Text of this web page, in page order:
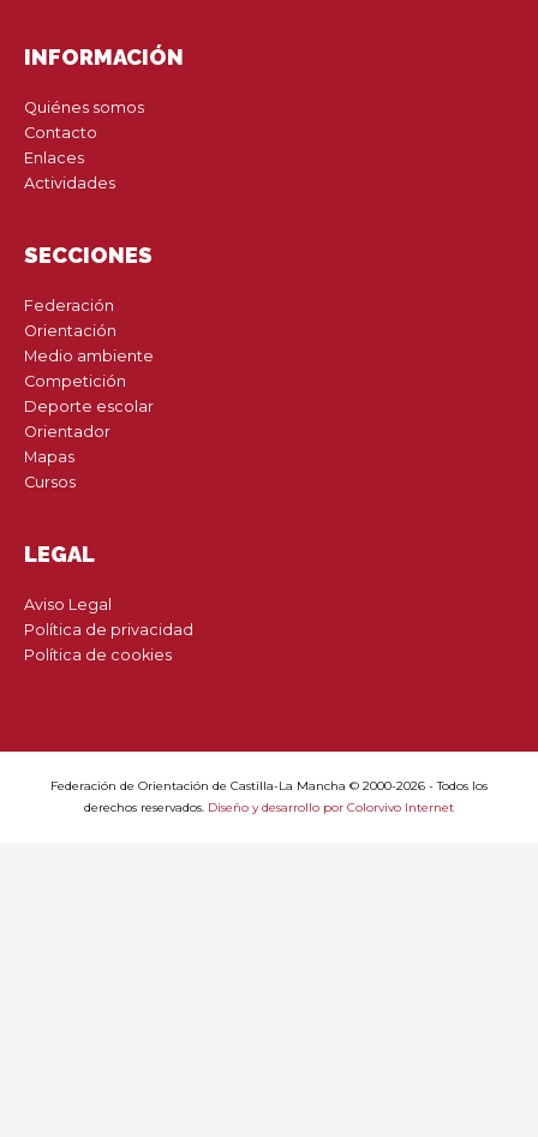
INFORMACIÓN
Quiénes somos
Contacto
Enlaces
Actividades
SECCIONES
Federación
Orientación
Medio ambiente
Competición
Deporte escolar
Orientador
Mapas
Cursos
LEGAL
Aviso Legal
Política de privacidad
Política de cookies
Federación de Orientación de Castilla-La Mancha © 2000-2026 - Todos los
derechos reservados. Diseño y desarrollo por Colorvivo Internet